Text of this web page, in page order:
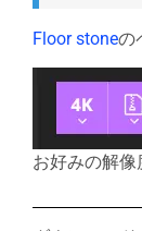
Floor stoneの
お好みの解像